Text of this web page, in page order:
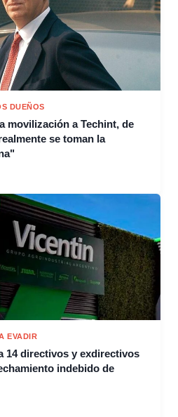
DUEÑOS
movilización a Techint, de
se toman la
EVADIR
14 directivos y exdirectivos
indebido de